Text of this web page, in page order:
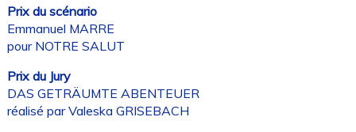
Prix du scénario
Emmanuel MARRE
pour NOTRE SALUT
Prix du Jury
DAS GETRÄUMTE ABENTEUER
réalisé par Valeska GRISEBACH